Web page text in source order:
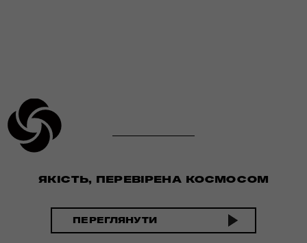
ЯКІСТЬ, ПЕРЕВІРЕНА КОСМОСОМ
ПЕРЕГЛЯНУТИ